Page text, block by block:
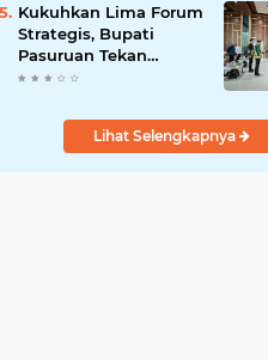
Meski Dihantam
Efisiensi Anggaran
Kukuhkan Lima Forum
Strategis, Bupati
Pasuruan Tekan
Pentingnya Program
Lihat Selengkapnya